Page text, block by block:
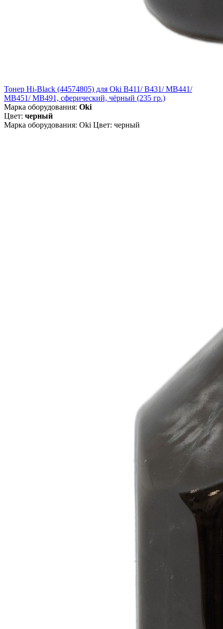
Тонер Hi-Black (44574805) для Oki B411/ B431/ MB441/
MB451/ MB491, сферический, чёрный (235 гр.)
Марка оборудования: Oki
Цвет: черный
Марка оборудования: Oki Цвет: черный